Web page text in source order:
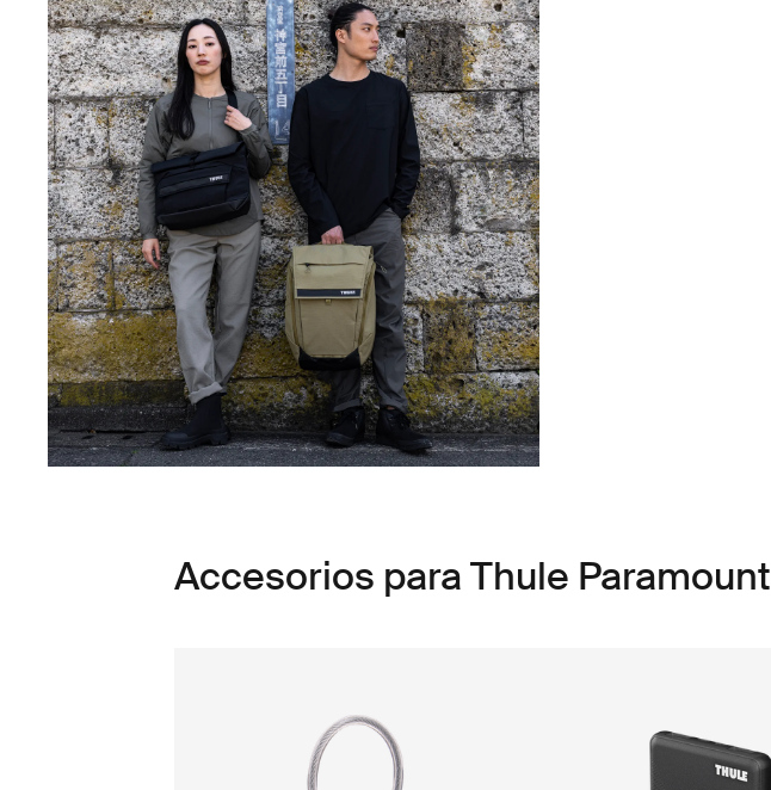
Accesorios para Thule Paramount